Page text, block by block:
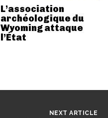
L’association
archéologique du
Wyoming attaque
l’État
NEXT ARTICLE